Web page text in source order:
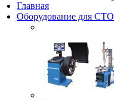
Главная
Oбopудoвaниe для CTO